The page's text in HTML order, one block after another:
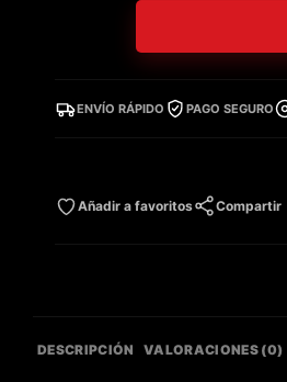
ENVÍO RÁPIDO PAGO SEGURO
Añadir a favoritos Compartir
DESCRIPCIÓN VALORACIONES (0)